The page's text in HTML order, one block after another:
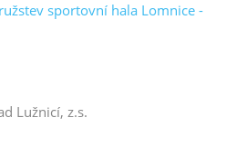
sportovní hala Lomnice -
Lužnicí, z.s.